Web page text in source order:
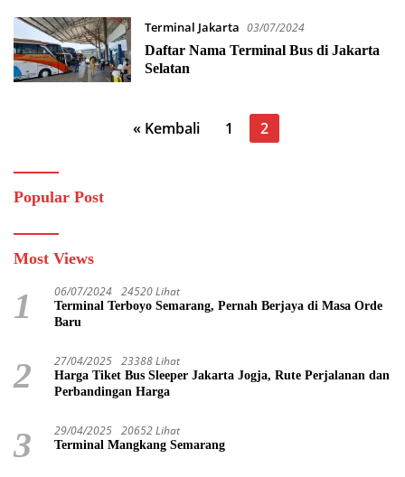
Terminal Jakarta 03/07/2024
Daftar Nama Terminal Bus di Jakarta
Selatan
« Kembali 1 2
Popular Post
Most Views
1 06/07/2024 24520 Lihat
Terminal Terboyo Semarang, Pernah Berjaya di Masa Orde
Baru
2 27/04/2025 23388 Lihat
Harga Tiket Bus Sleeper Jakarta Jogja, Rute Perjalanan dan
Perbandingan Harga
3 29/04/2025 20652 Lihat
Terminal Mangkang Semarang